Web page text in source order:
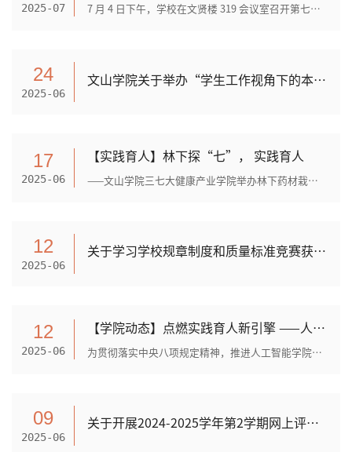
2025-07 7 月 4 日下午，学校在文贤楼 319 会议室召开第七次审核评估工作推进会，校长谷雨出席并主持会议，宣传部、教务处、发展规划中心、教学质量保障与评估中心、信息技术中心、人工智...
24
2025-06
文山学院关于举办“学生工作视角下的本科教学审核评估准备实务”讲座的通知
17
2025-06
【实践育人】林下探“七”， 实践育人
——文山学院三七大健康产业学院举办林下药材栽培专题培训2025年6月13日，文山学院三七大健康产业学院联合文山市林下三七产业科技特派团、朱书生专家工作站，在云南七丹药业股份有...
12
2025-06
关于学习学校规章制度和质量标准竞赛获奖名单的公示
12
2025-06
【学院动态】点燃实践育人新引擎 ——人工智能学院物理学专业召开教育见习动员会
为贯彻落实中央八项规定精神，推进人工智能学院“院风、教风、学风”建设，深化师范生培养模式改革，落实物理学专业学生见习教学环节，提升物理学专业学生的教育教学实践能力和职...
09
2025-06
关于开展2024-2025学年第2学期网上评教活动的通知